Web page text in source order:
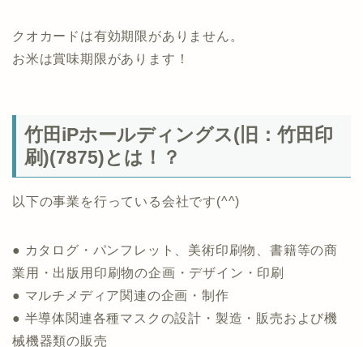
クオカードは有効期限がありません。
お米は賞味期限があります！
竹田iPホールディングス(旧：竹田印
刷)(7875)とは！？
以下の事業を行っている会社です(^^)
● カタログ・パンフレット、美術印刷物、書籍等の商
業用・出版用印刷物の企画・デザイン・印刷
● マルチメディア関連の企画・制作
● 半導体関連各種マスクの設計・製造・販売および機
械機器類の販売